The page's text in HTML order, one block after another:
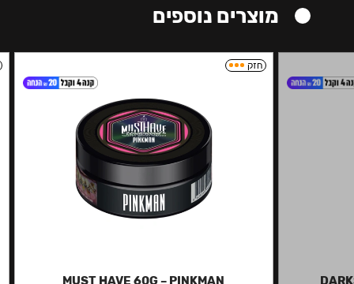
מוצרים נוספים
חזק
MUST HAVE 60G – PINKMAN